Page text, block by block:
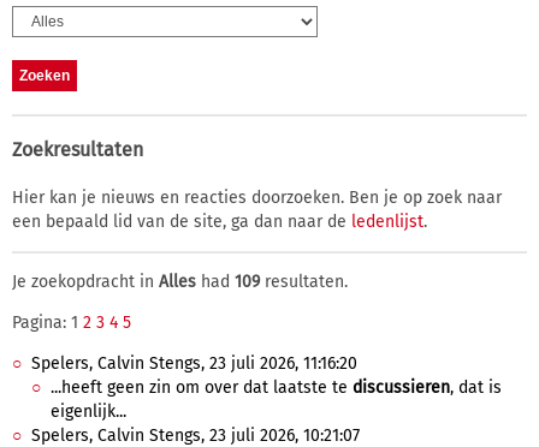
Zoekresultaten
Hier kan je nieuws en reacties doorzoeken. Ben je op zoek naar
een bepaald lid van de site, ga dan naar de ledenlijst.
Je zoekopdracht in Alles had 109resultaten.
Pagina: 1 2 3 4 5
Spelers, Calvin Stengs, 23 juli 2026, 11:16:20
...heeft geen zin om over dat laatste te discussieren, dat is
eigenlijk...
Spelers, Calvin Stengs, 23 juli 2026, 10:21:07